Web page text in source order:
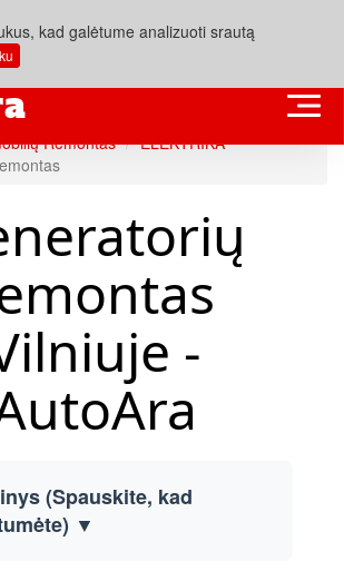
kad galėtume analizuoti srautą
Remontas
ELEKTRIKA
-
(Spauskite, kad
▼